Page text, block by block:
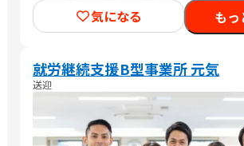
気になる もっ
就労継続支援B型事業所 元気
送迎